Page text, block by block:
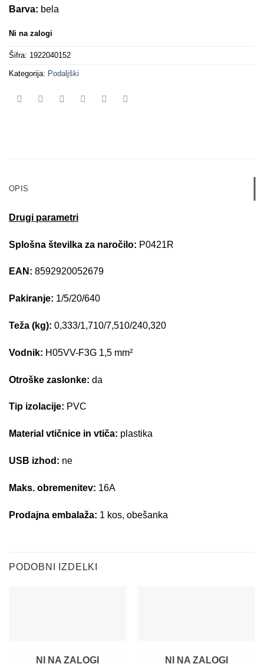
Barva: bela
Ni na zalogi
Šifra: 1922040152
Kategorija: Podaljški
OPIS
Drugi parametri
Splošna številka za naročilo: P0421R
EAN: 8592920052679
Pakiranje: 1/5/20/640
Teža (kg): 0,333/1,710/7,510/240,320
Vodnik: H05VV-F3G 1,5 mm²
Otroške zaslonke: da
Tip izolacije: PVC
Material vtičnice in vtiča: plastika
USB izhod: ne
Maks. obremenitev: 16A
Prodajna embalaža: 1 kos, obešanka
PODOBNI IZDELKI
NI NA ZALOGI NI NA ZALOGI